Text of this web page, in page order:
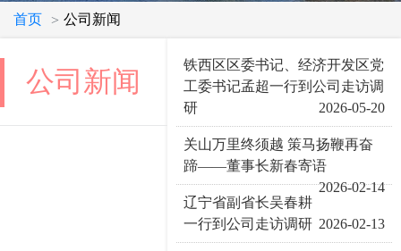
首页 > 公司新闻
公司新闻
铁西区区委书记、经济开发区党
工委书记孟超一行到公司走访调
研
2026-05-20
关山万里终须越 策马扬鞭再奋
蹄——董事长新春寄语
2026-02-14
辽宁省副省长吴春耕
一行到公司走访调研 2026-02-13